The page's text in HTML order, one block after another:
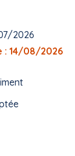
2026
: 14/08/2026